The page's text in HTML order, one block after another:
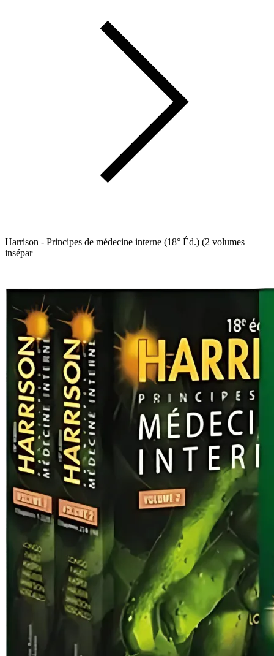
Harrison - Principes de médecine interne (18° Éd.) (2 volumes
insépar